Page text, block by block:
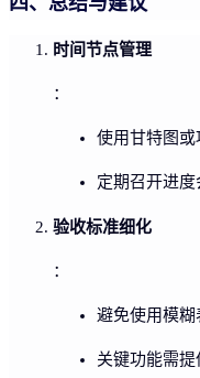
时间节点管理
：
使用甘特图或
定期召开进度
验收标准细化
：
避免使用模糊
关键功能需